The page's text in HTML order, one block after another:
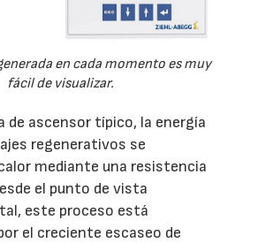
en cada momento es muy
fácil de visualizar.
de ascensor típico, la energía
regenerativos se
mediante una resistencia
el punto de vista
este proceso está
el creciente escaseo de